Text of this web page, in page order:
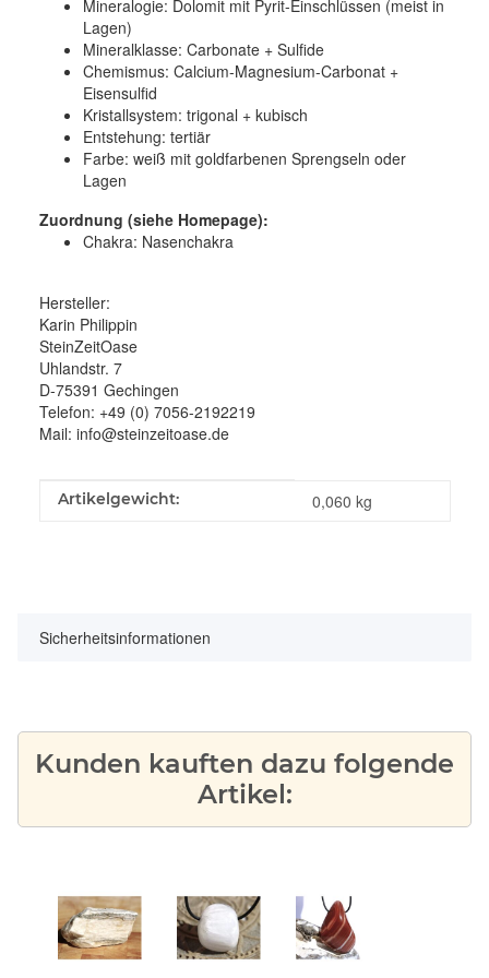
Mineralogie: Dolomit mit Pyrit-Einschlüssen (meist in
Lagen)
Mineralklasse: Carbonate + Sulfide
Chemismus: Calcium-Magnesium-Carbonat +
Eisensulfid
Kristallsystem: trigonal + kubisch
Entstehung: tertiär
Farbe: weiß mit goldfarbenen Sprengseln oder
Lagen
Zuordnung (siehe Homepage):
Chakra: Nasenchakra
Hersteller:
Karin Philippin
SteinZeitOase
Uhlandstr. 7
D-75391 Gechingen
Telefon: +49 (0) 7056-2192219
Mail: info@steinzeitoase.de
Produkteigenschaft
Wert
Artikelgewicht: 0,060 kg
Sicherheitsinformationen
Kunden kauften dazu folgende
Artikel: